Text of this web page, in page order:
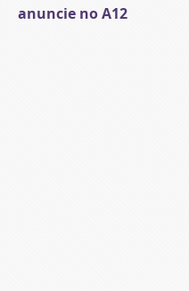
anuncie no A12